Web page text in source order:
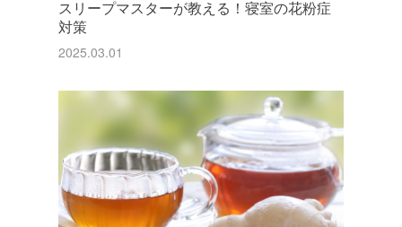
スリープマスターが教える！寝室の花粉症
対策
2025.03.01